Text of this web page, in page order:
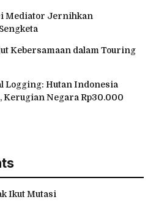
Mediator Jernihkan
Kebersamaan dalam Touring
Logging: Hutan Indonesia
Kerugian Negara Rp30.000
Ikut Mutasi